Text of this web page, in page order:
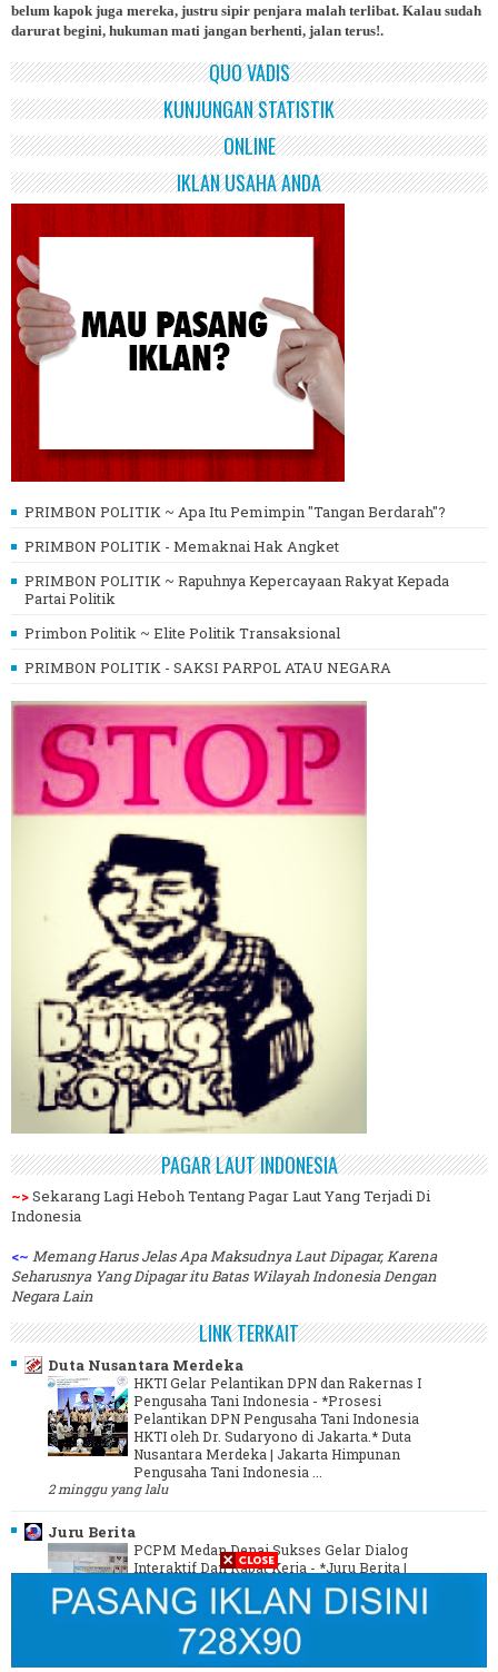
belum kapok juga mereka, justru sipir penjara malah terlibat. Kalau sudah
darurat begini, hukuman mati jangan berhenti, jalan terus!.
QUO VADIS
KUNJUNGAN STATISTIK
ONLINE
IKLAN USAHA ANDA
PRIMBON POLITIK ~ Apa Itu Pemimpin "Tangan Berdarah"?
PRIMBON POLITIK - Memaknai Hak Angket
PRIMBON POLITIK ~ Rapuhnya Kepercayaan Rakyat Kepada
Partai Politik
Primbon Politik ~ Elite Politik Transaksional
PRIMBON POLITIK - SAKSI PARPOL ATAU NEGARA
PAGAR LAUT INDONESIA
~>Sekarang Lagi Heboh Tentang Pagar Laut Yang Terjadi Di
Indonesia
<~ Memang Harus Jelas Apa Maksudnya Laut Dipagar, Karena
Seharusnya Yang Dipagar itu Batas Wilayah Indonesia Dengan
Negara Lain
LINK TERKAIT
Duta Nusantara Merdeka
HKTI Gelar Pelantikan DPN dan Rakernas I
Pengusaha Tani Indonesia - *Prosesi
Pelantikan DPN Pengusaha Tani Indonesia
HKTI oleh Dr. Sudaryono di Jakarta.* Duta
Nusantara Merdeka | Jakarta Himpunan
Pengusaha Tani Indonesia ...
2 minggu yang lalu
Juru Berita
PCPM Medan Denai Sukses Gelar Dialog
Interaktif Dan Rapat Kerja - *Juru Berita |
Kota Medan* Pimpinan Cabang Pemuda
Muhammadiyah Medan Denai Menggelar
Kegiatan Dialog Interaktif Dan Rapat Kerja
yang dilaksanakan Di Aula ...